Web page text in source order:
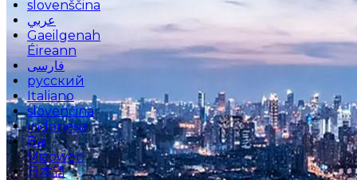
slovenščina
عربي
Gaeilgenah
Éireann
فارسی
русский
Italiano
slovenčina
Indonesia
Bai
Miaowen
日本語